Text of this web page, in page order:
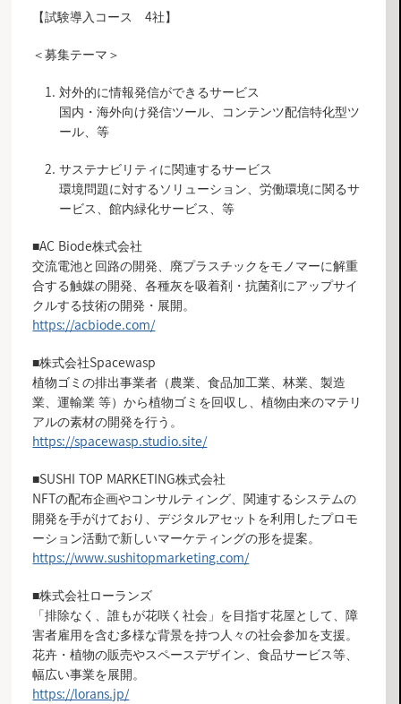
【試験導入コース 4社】
＜募集テーマ＞
対外的に情報発信ができるサービス
国内・海外向け発信ツール、コンテンツ配信特化型ツ
ール、等
サステナビリティに関連するサービス
環境問題に対するソリューション、労働環境に関るサ
ービス、館内緑化サービス、等
■AC Biode株式会社
交流電池と回路の開発、廃プラスチックをモノマーに解重
合する触媒の開発、各種灰を吸着剤・抗菌剤にアップサイ
クルする技術の開発・展開。
https://acbiode.com/
■株式会社Spacewasp
植物ゴミの排出事業者（農業、食品加工業、林業、製造
業、運輸業 等）から植物ゴミを回収し、植物由来のマテリ
アルの素材の開発を行う。
https://spacewasp.studio.site/
■SUSHI TOP MARKETING株式会社
NFTの配布企画やコンサルティング、関連するシステムの
開発を手がけており、デジタルアセットを利用したプロモ
ーション活動で新しいマーケティングの形を提案。
https://www.sushitopmarketing.com/
■株式会社ローランズ
「排除なく、誰もが花咲く社会」を目指す花屋として、障
害者雇用を含む多様な背景を持つ人々の社会参加を支援。
花卉・植物の販売やスペースデザイン、食品サービス等、
幅広い事業を展開。
https://lorans.jp/